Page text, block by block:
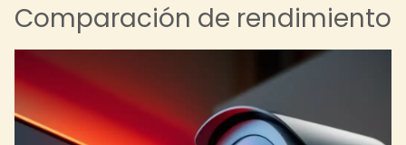
Comparación de rendimiento